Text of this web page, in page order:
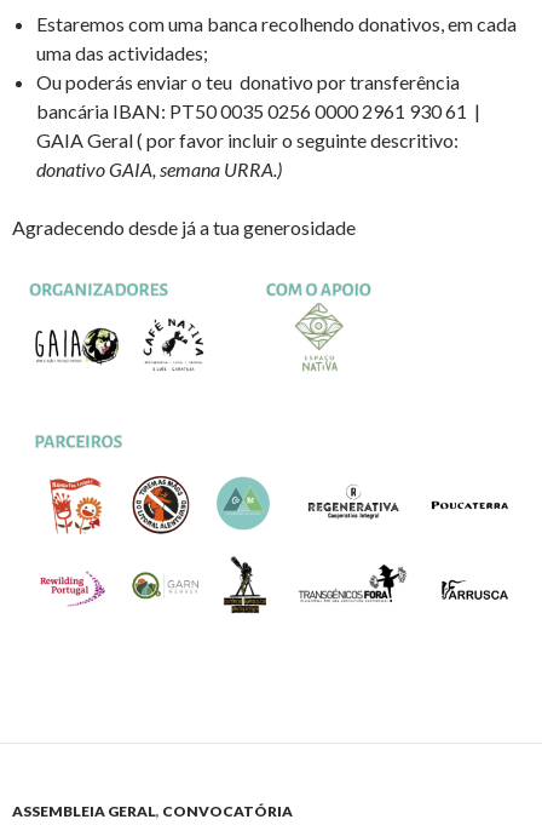
Estaremos com uma banca recolhendo donativos, em cada
uma das actividades;
Ou poderás enviar o teu donativo por transferência
bancária IBAN: PT50 0035 0256 0000 2961 930 61 |
GAIA Geral ( por favor incluir o seguinte descritivo:
donativo GAIA, semana URRA.)
Agradecendo desde já a tua generosidade
ASSEMBLEIA GERAL, CONVOCATÓRIA